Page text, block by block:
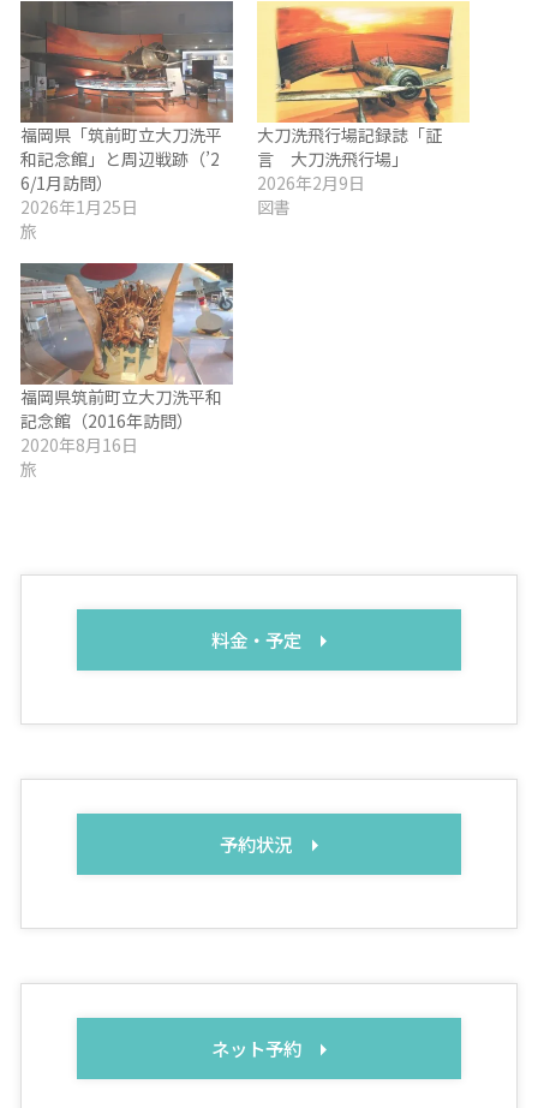
福岡県「筑前町立大刀洗平
和記念館」と周辺戦跡（’2
6/1月訪問）
2026年1月25日
旅
大刀洗飛行場記録誌「証
言 大刀洗飛行場」
2026年2月9日
図書
福岡県筑前町立大刀洗平和
記念館（2016年訪問）
2020年8月16日
旅
料金・予定
予約状況
ネット予約